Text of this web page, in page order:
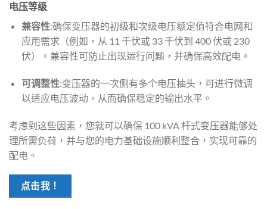
电压等级
兼容性:确保变压器的初级和次级电压额定值符合电网和
应用需求（例如，从 11 千伏或 33 千伏到 400 伏或 230
伏）。兼容性可防止出现运行问题，并确保高效配电。
可调整性:变压器的一次侧有多个电压抽头，可进行微调
以适应电压波动，从而确保稳定的输出水平。
考虑到这些因素，您就可以确保 100 kVA 杆式变压器能够处
理所需负荷，并与您的电力基础设施顺利整合，实现可靠的
配电。
点击我！